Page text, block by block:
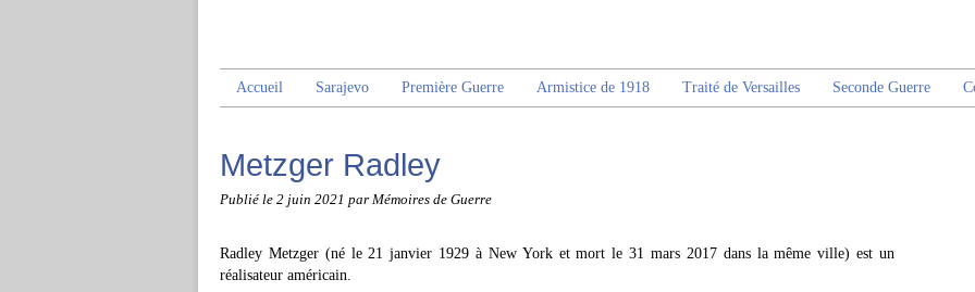
Accueil Sarajevo Première Guerre Armistice de 1918 Traité de Versailles Seconde Guerre
Metzger Radley
Publié le 2 juin 2021 par Mémoires de Guerre
Radley Metzger (né le 21 janvier 1929 à New York et mort le 31 mars 2017 dans la même ville) est un
réalisateur américain.